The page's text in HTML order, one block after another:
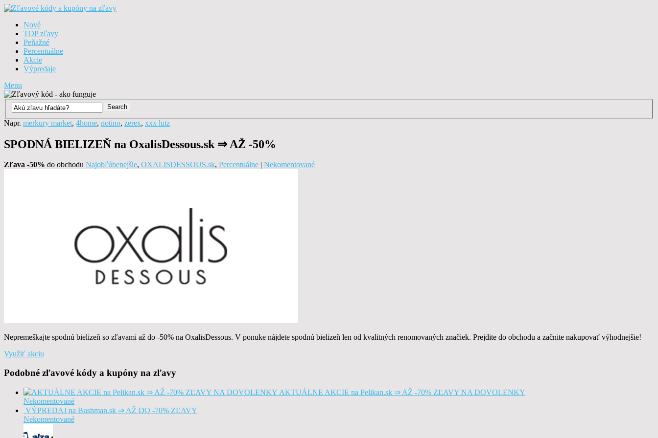
Nové
TOP zľavy
Peňažné
Percentuálne
Akcie
Výpredaje
Menu
Napr. merkury market, 4home, notino, zerex, xxx lutz
SPODNÁ BIELIZEŇ na OxalisDessous.sk ⇒ AŽ -50%
Zľava -50% do obchodu Najobľúbenejšie, OXALISDESSOUS.sk, Percentuálne | Nekomentované
Nepremeškajte spodnú bielizeň so zľavami až do -50% na OxalisDessous. V ponuke nájdete spodnú bielizeň len od kvalitných renomovaných značiek. Prejdite do obchodu a začnite nakupovať výhodnejšie!
Využiť akciu
Podobné zľavové kódy a kupóny na zľavy
AKTUÁLNE AKCIE na Pelikan.sk ⇒ AŽ -70% ZĽAVY NA DOVOLENKY
Nekomentované
VÝPREDAJ na Bushman.sk ⇒ AŽ DO -70% ZĽAVY
Nekomentované